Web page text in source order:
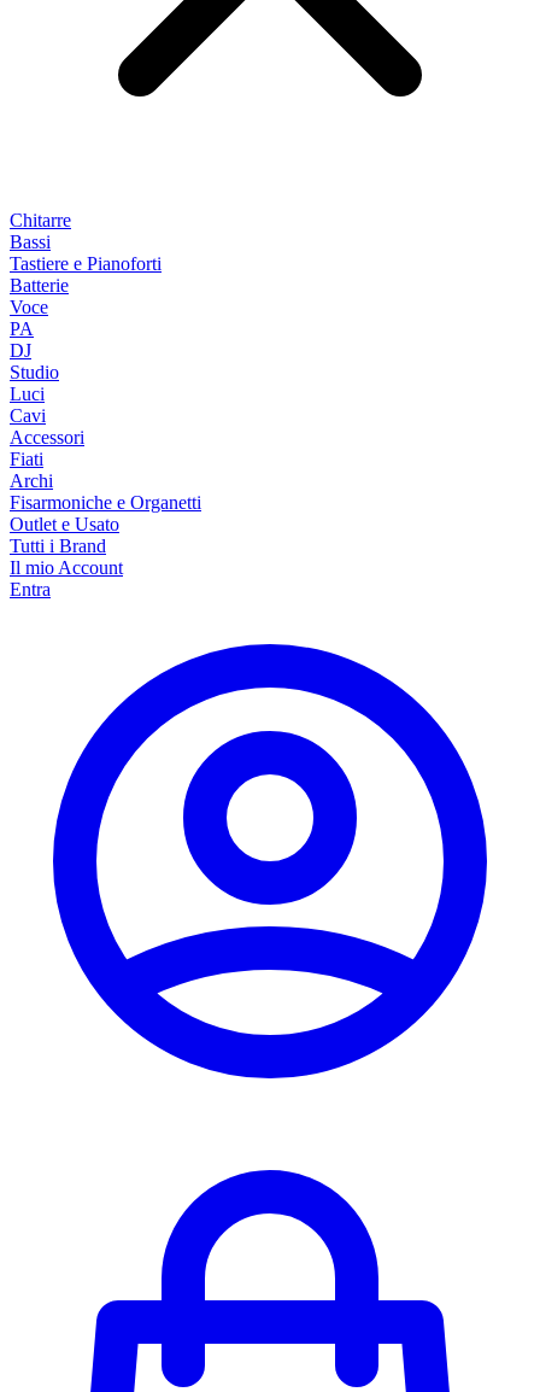
Chitarre
Bassi
Tastiere e Pianoforti
Batterie
Voce
PA
DJ
Studio
Luci
Cavi
Accessori
Fiati
Archi
Fisarmoniche e Organetti
Outlet e Usato
Tutti i Brand
Il mio Account
Entra